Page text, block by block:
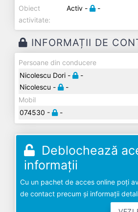
Obiect
activitate:
Activ - -
INFORMAȚII DE
Persoane din conducere
Nicolescu Dori -
-
Nicolescu -
-
Mobil
074530 -
-
Deblochează
informații
Cu un pachet de acces online poți
de contact precum și informații